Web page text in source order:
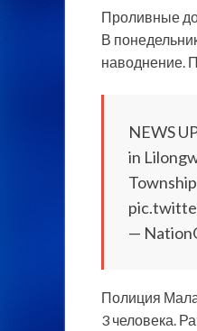
Проливные
В
наводнение.
NEWS
in
—
Полиция
3 человека.